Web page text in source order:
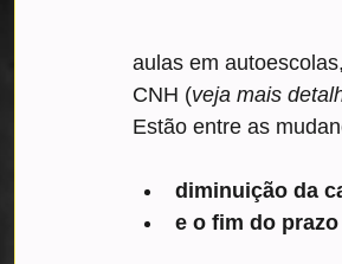
aulas em
CNH (veja mais
Estão entre as
diminuição da
e o fim do